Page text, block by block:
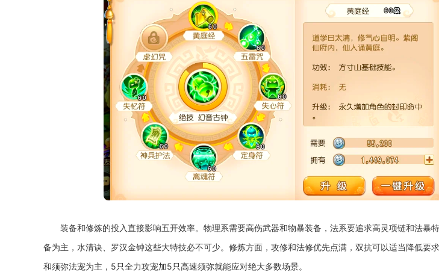
装备和修炼的投入直接影响五开效率。物理系需要高伤武器和物暴装备，法系要追求高灵项链和法暴
备为主，水清诀、罗汉金钟这些大特技必不可少。修炼方面，攻修和法修优先点满，双抗可以适当降低要
和须弥法宠为主，5只全力攻宠加5只高速须弥就能应对绝大多数场景。